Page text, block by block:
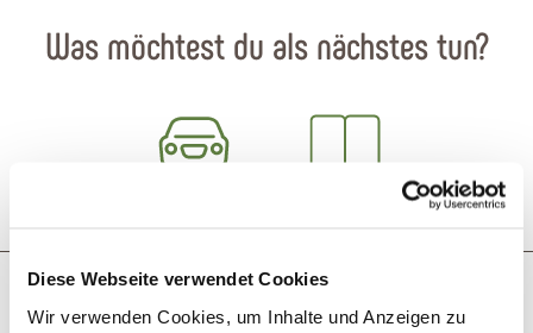
Diese Webseite verwendet Cookies
Wir verwenden Cookies, um Inhalte und Anzeigen zu
Was möchtest du als nächstes tun?
Das könnte dich auch interessieren